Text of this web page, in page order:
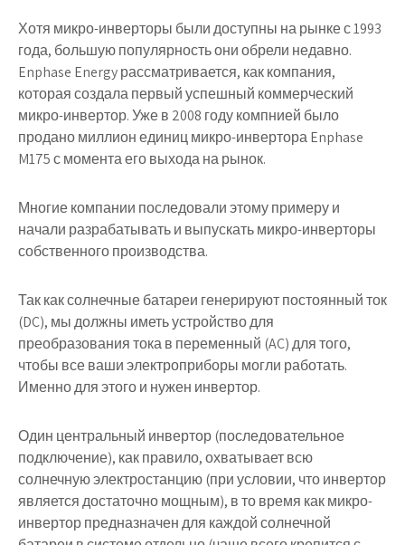
Хотя микро-инверторы были доступны на рынке с 1993
года, большую популярность они обрели недавно.
Enphase Energy рассматривается, как компания,
которая создала первый успешный коммерческий
микро-инвертор. Уже в 2008 году компнией было
продано миллион единиц микро-инвертора Enphase
M175 с момента его выхода на рынок.
Многие компании последовали этому примеру и
начали разрабатывать и выпускать микро-инверторы
собственного производства.
Так как солнечные батареи генерируют постоянный ток
(DC), мы должны иметь устройство для
преобразования тока в переменный (AC) для того,
чтобы все ваши электроприборы могли работать.
Именно для этого и нужен инвертор.
Один центральный инвертор (последовательное
подключение), как правило, охватывает всю
солнечную электростанцию (при условии, что инвертор
является достаточно мощным), в то время как микро-
инвертор предназначен для каждой солнечной